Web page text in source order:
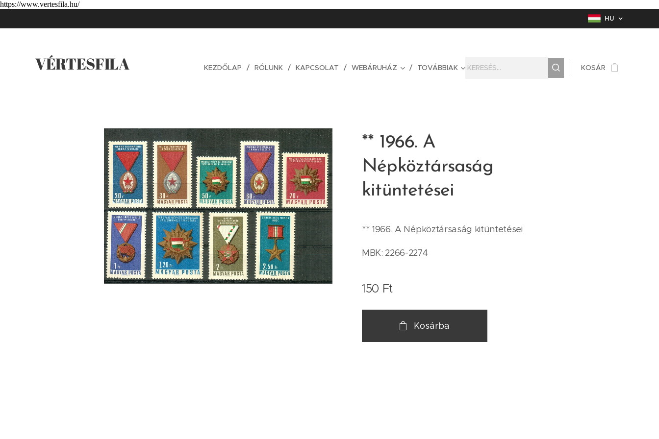
https://www.vertesfila.hu/
HU
VÉRTESFILA KEZDŐLAP RÓLUNK KAPCSOLAT WEBÁRUHÁZ TOVÁBBIAK KOSÁR
** 1966. A
Népköztársaság
kitüntetései
** 1966. A Népköztársaság kitüntetései
MBK: 2266-2274
150 Ft
Kosárba